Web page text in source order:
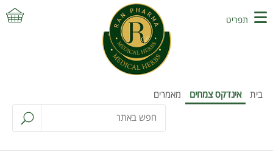
בית אינדקס צמחים מאמרים
תפריט